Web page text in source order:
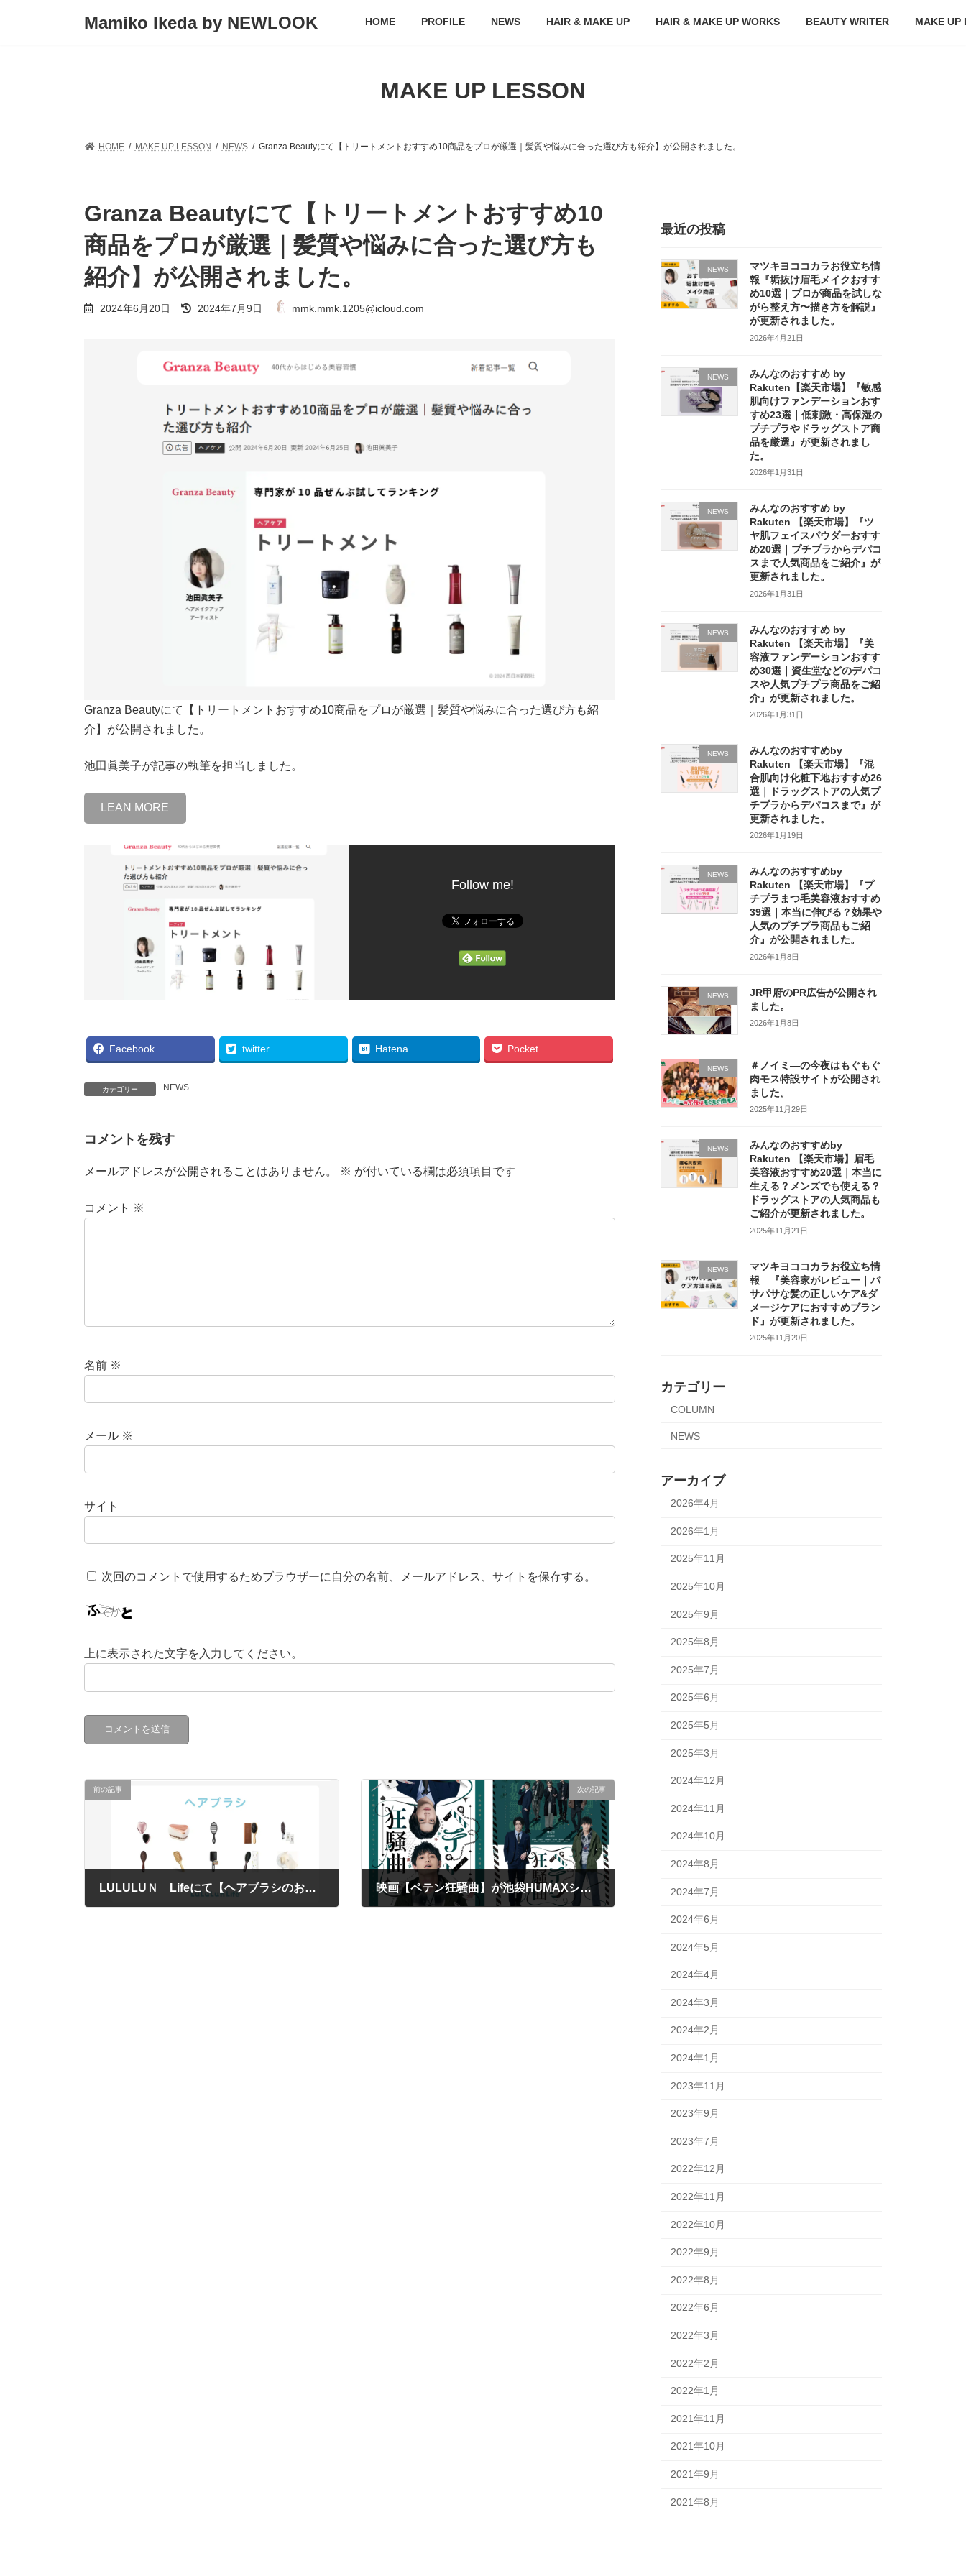
Mamiko Ikeda by NEWLOOK HOME PROFILE NEWS HAIR & MAKE UP HAIR & MAKE UP WORKS BEAUTY WRITER MAKE UP
MAKE UP LESSON
HOME MAKE UP LESSON NEWS Granza Beautyにて【トリートメントおすすめ10商品をプロが厳選｜髪質や悩みに合った選び方も紹介】が公開されました。
Granza Beautyにて【トリートメントおすすめ10
商品をプロが厳選｜髪質や悩みに合った選び方も
紹介】が公開されました。
2024年6月20日
最
終
時
2024年7月9日 mmk.mmk.1205@icloud.com
Granza Beautyにて【トリートメントおすすめ10商品をプロが厳選｜髪質や悩みに合った選び方も紹
介】が公開されました。
池田眞美子が記事の執筆を担当しました。
LEAN MORE
Follow me!
Facebook twitter Hatena Pocket
カテゴリー NEWS
コメントを残す
メールアドレスが公開されることはありません。 ※ が付いている欄は必須項目です
コメント ※
名前 ※
メール ※
サイト
次回のコメントで使用するためブラウザーに自分の名前、メールアドレス、サイトを保存する。
上に表示された文字を入力してください。
前の記事
LULULUＮ Lifeにて【ヘアブラシのおすすめ10商品｜プロが厳選！種類や選び方も解説】美容記事が更新されました。
次の記事
映画【ペテン狂騒曲】が池袋HUMAXシネマ他３館にて劇場公開されました。
最近の投稿
NEWS
マツキヨココカラお役立ち情
報『垢抜け眉毛メイクおすす
め10選｜プロが商品を試しな
がら整え方〜描き方を解説』
が更新されました。
2026年4月21日
NEWS
みんなのおすすめ by
Rakuten【楽天市場】『敏感
肌向けファンデーションおす
すめ23選｜低刺激・高保湿の
プチプラやドラッグストア商
品を厳選』が更新されまし
た。
2026年1月31日
NEWS
みんなのおすすめ by
Rakuten 【楽天市場】『ツ
ヤ肌フェイスパウダーおすす
め20選｜プチプラからデパコ
スまで人気商品をご紹介』が
更新されました。
2026年1月31日
NEWS
みんなのおすすめ by
Rakuten 【楽天市場】『美
容液ファンデーションおすす
め30選｜資生堂などのデパコ
スや人気プチプラ商品をご紹
介』が更新されました。
2026年1月31日
NEWS
みんなのおすすめby
Rakuten 【楽天市場】『混
合肌向け化粧下地おすすめ26
選｜ドラッグストアの人気プ
チプラからデパコスまで』が
更新されました。
2026年1月19日
NEWS
みんなのおすすめby
Rakuten 【楽天市場】『プ
チプラまつ毛美容液おすすめ
39選｜本当に伸びる？効果や
人気のプチプラ商品もご紹
介』が公開されました。
2026年1月8日
NEWS
JR甲府のPR広告が公開され
ました。
2026年1月8日
NEWS
＃ノイミ―の今夜はもぐもぐ
肉モス特設サイトが公開され
ました。
2025年11月29日
NEWS
みんなのおすすめby
Rakuten 【楽天市場】眉毛
美容液おすすめ20選｜本当に
生える？メンズでも使える？
ドラッグストアの人気商品も
ご紹介が更新されました。
2025年11月21日
NEWS
マツキヨココカラお役立ち情
報 『美容家がレビュー｜パ
サパサな髪の正しいケア&ダ
メージケアにおすすめブラン
ド』が更新されました。
2025年11月20日
カテゴリー
COLUMN
NEWS
アーカイブ
2026年4月
2026年1月
2025年11月
2025年10月
2025年9月
2025年8月
2025年7月
2025年6月
2025年5月
2025年3月
2024年12月
2024年11月
2024年10月
2024年8月
2024年7月
2024年6月
2024年5月
2024年4月
2024年3月
2024年2月
2024年1月
2023年11月
2023年9月
2023年7月
2022年12月
2022年11月
2022年10月
2022年9月
2022年8月
2022年6月
2022年3月
2022年2月
2022年1月
2021年11月
2021年10月
2021年9月
2021年8月